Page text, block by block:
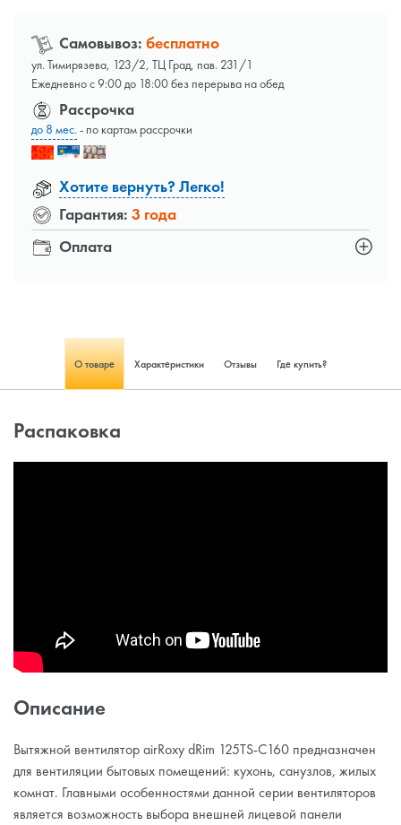
Самовывоз: бесплатно
ул. Тимирязева, 123/2, ТЦ Град, пав. 231/1
Ежедневно с 9:00 до 18:00 без перерыва на обед
Оплата
Рассрочка
до 8 мес.- по картам рассрочки
Хотите вернуть? Легко!
Гарантия: 3 года
О товаре Характеристики Отзывы Где купить?
Распаковка
Описание
Вытяжной вентилятор airRoxy dRim 125TS-C160 предназначен
для вентиляции бытовых помещений: кухонь, санузлов, жилых
комнат. Главными особенностями данной серии вентиляторов
является возможность выбора внешней лицевой панели